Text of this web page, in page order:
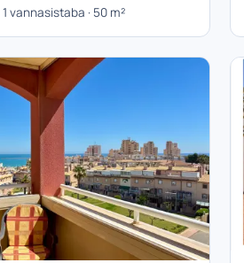
vannasistaba · 50 m²